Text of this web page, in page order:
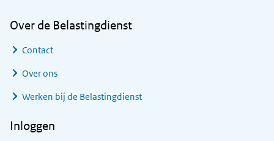
Over de Belastingdienst
Contact
Over ons
Werken bij de Belastingdienst
Inloggen